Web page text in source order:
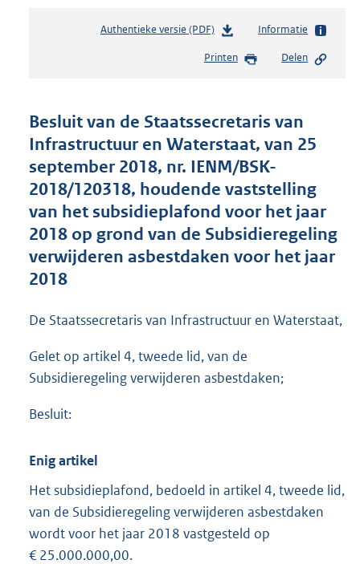
Authentieke versie (PDF)b
s
d
s
g
o
o
t
e
8
Informatie
Printen Delen
Besluit van de Staatssecretaris van
Infrastructuur en Waterstaat, van 25
september 2018, nr. IENM/BSK-
2018/120318, houdende vaststelling
van het subsidieplafond voor het jaar
2018 op grond van de Subsidieregeling
verwijderen asbestdaken voor het jaar
2018
De Staatssecretaris van Infrastructuur en Waterstaat,
Gelet op artikel 4, tweede lid, van de
Subsidieregeling verwijderen asbestdaken;
Besluit:
Enig artikel
Het subsidieplafond, bedoeld in artikel 4, tweede lid,
van de Subsidieregeling verwijderen asbestdaken
wordt voor het jaar 2018 vastgesteld op
€ 25.000.000,00.